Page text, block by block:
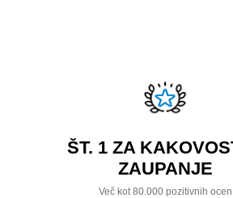
ŠT. 1 ZA
ZAUPANJE
Več kot 80.000 pozitivnih ocen